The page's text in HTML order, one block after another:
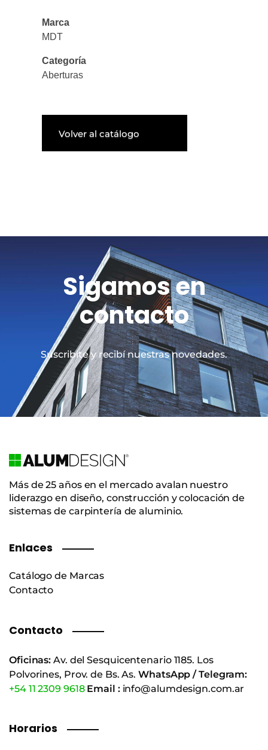
Marca
MDT
Categoría
Aberturas
Volver al catálogo
Sigamos en
contacto
Suscribite y recibí nuestras novedades.
Más de 25 años en el mercado avalan nuestro
liderazgo en diseño, construcción y colocación de
sistemas de carpintería de aluminio.
Enlaces
Catálogo de Marcas
Contacto
Contacto
Oficinas: Av. del Sesquicentenario 1185. Los
Polvorines, Prov. de Bs. As.WhatsApp / Telegram:
+54 11 2309 9618 Email :info@alumdesign.com.ar
Horarios